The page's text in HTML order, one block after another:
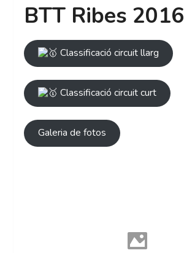
BTT Ribes 2016
Classificació circuit llarg
Classificació circuit curt
Galeria de fotos